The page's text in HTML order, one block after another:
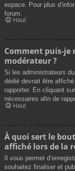
espace. Pour plus
forum.
Haut
Comment puis-je
modérateur ?
Si les administrateurs
dédié devrait être
rapporter. En cliquant
nécessaires afin de
Haut
À quoi sert le
affiché lors de la
Il vous permet
souhaitez finaliser et